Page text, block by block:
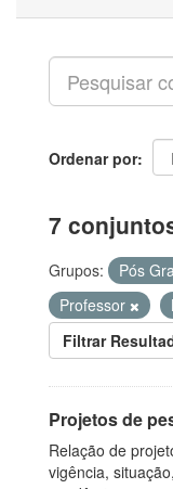
Ordenar por
7
Grupos: Pós
Professor
Filtrar
Projetos de
Relação de
vigência,